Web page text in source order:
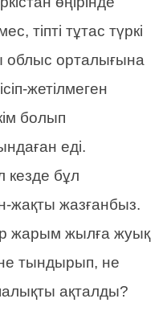
тіпті тұтас түркі
облыс орталығына
жетілмеген
болып
еді.
кезде бұл
жақты жазғанбыз.
жарым жылға жуық
не тындырып, не
ақталды?